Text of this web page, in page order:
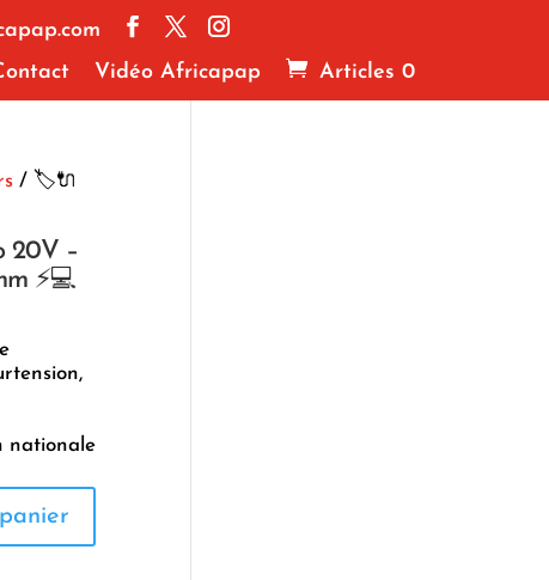
Vidéo Africapap Articles 0
/ 🏷️🔌
20V –
⚡💻
nationale